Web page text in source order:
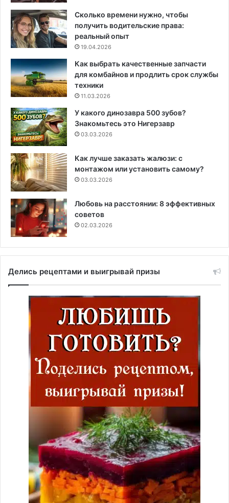
Сколько времени нужно, чтобы
получить водительские права:
реальный опыт
19.04.2026
Как выбрать качественные запчасти
для комбайнов и продлить срок службы
техники
11.03.2026
У какого динозавра 500 зубов?
Знакомьтесь это Нигерзавр
03.03.2026
Как лучше заказать жалюзи: с
монтажом или установить самому?
03.03.2026
Любовь на расстоянии: 8 эффективных
советов
02.03.2026
Делись рецептами и выигрывай призы